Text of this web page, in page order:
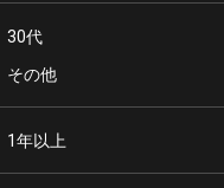
30代
その他
1年以上